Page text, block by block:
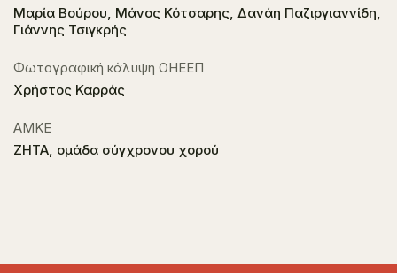
Μαρία Βούρου, Μάνος Κότσαρης, Δανάη Παζιργιαννίδη,
Γιάννης Τσιγκρής
Φωτογραφική κάλυψη ΟΗΕΕΠ
Χρήστος Καρράς
ΑΜΚΕ
ΖΗΤΑ, ομάδα σύγχρονου χορού